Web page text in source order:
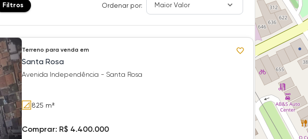
Filtros Ordenar por: Maior Valor
Terreno para venda em
Santa Rosa
Avenida Independência - Santa Rosa
825 m²
Comprar: R$ 4.400.000